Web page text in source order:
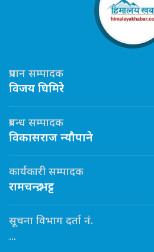
प्रधान सम्पादक
विजय घिमिरे
प्रबन्ध सम्पादक
विकासराज न्यौपाने
कार्यकारी सम्पादक
रामचन्द्र भट्ट
सूचना विभाग दर्ता नं.
...